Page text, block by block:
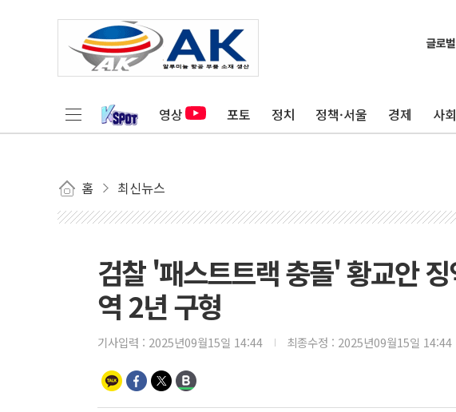
영상 포토 정치 정책·서울 경제 사회
홈 최신뉴스
검찰 '패스트트랙 충돌' 황교안
역 2년 구형
기사입력 : 2025년09월15일 14:44 최종수정 : 2025년09월15일 14:44